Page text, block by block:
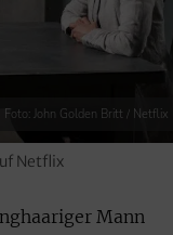
Foto: John Golden Britt / Netflix
Netflix
Mann